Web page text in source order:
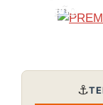
año
⚓